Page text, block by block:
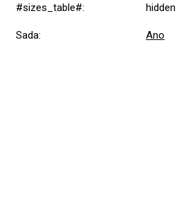
#sizes_table#: hidden
Sada: Ano